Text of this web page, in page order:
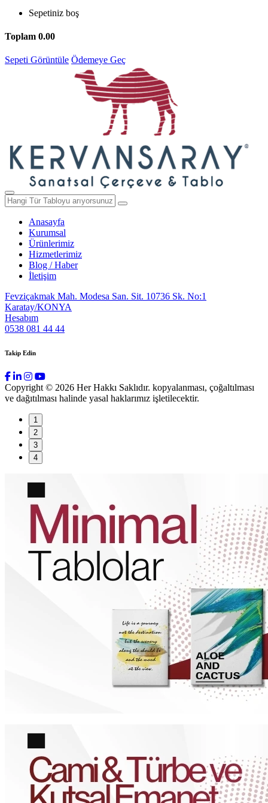
Sepetiniz boş
Toplam 0.00
Sepeti Görüntüle Ödemeye Geç
Anasayfa
Kurumsal
Ürünlerimiz
Hizmetlerimiz
Blog / Haber
İletişim
Fevziçakmak Mah. Modesa San. Sit. 10736 Sk. No:1
Karatay/KONYA
Hesabım
0538 081 44 44
Takip Edin
Copyright © 2026 Her Hakkı Saklıdır. kopyalanması, çoğaltılması
ve dağıtılması halinde yasal haklarımız işletilecektir.
1
2
3
4